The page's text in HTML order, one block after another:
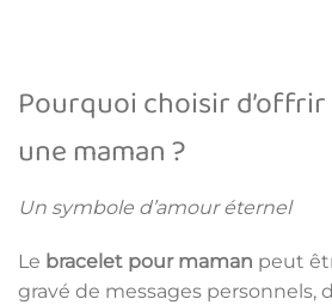
Pourquoi choisir
une maman ?
Un symbole d’amour éternel
Le bracelet pour maman peut
gravé de messages personnels,